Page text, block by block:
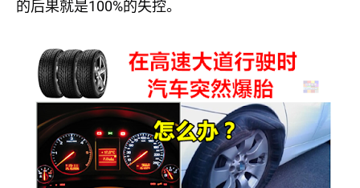
的后果就是100%的失控。